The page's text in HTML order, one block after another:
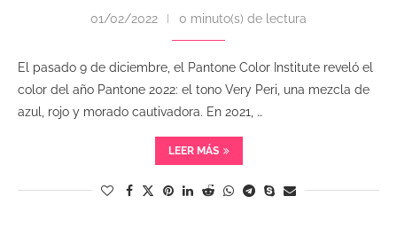
01/02/2022 0 minuto(s) de lectura
El pasado 9 de diciembre, el Pantone Color Institute reveló el
color del año Pantone 2022: el tono Very Peri, una mezcla de
azul, rojo y morado cautivadora. En 2021, …
LEER MÁS